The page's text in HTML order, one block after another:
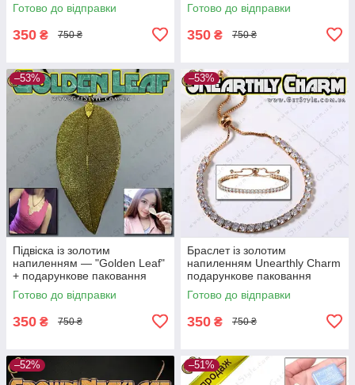
Готово до відправки
350 ₴ 750 ₴
Готово до відправки
350 ₴ 750 ₴
–53%
Підвіска із золотим
напиленням — "Golden Leaf"
+ подарункове паковання
Готово до відправки
350 ₴ 750 ₴
–53%
Браслет із золотим
напиленням Unearthly Charm
подарункове паковання
Готово до відправки
350 ₴ 750 ₴
–52% –51%